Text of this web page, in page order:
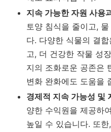
지속 가능한 자원 사용
토양 침식을 줄이고,
다. 다양한 식물의 결
고, 더 건강한 작물 성
지의 조화로운 공존은
변화 완화에도 도움을
경제적 지속 가능성 및
양한 수익원을 제공하
높일 수 있습니다. 또